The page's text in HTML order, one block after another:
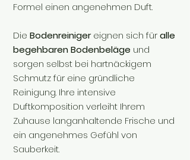
Formel einen angenehmen Duft.
Die Bodenreinigereignen sich füralle
begehbaren Bodenbeläge und
sorgen selbst bei hartnäckigem
Schmutz für eine gründliche
Reinigung. Ihre intensive
Duftkomposition verleiht Ihrem
Zuhause langanhaltende Frische und
ein angenehmes Gefühl von
Sauberkeit.